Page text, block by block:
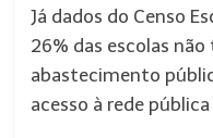
Já dados do Censo
26% das escolas
abastecimento
acesso à rede